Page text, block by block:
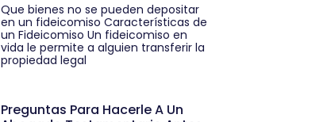
Que bienes no se pueden depositar
en un fideicomiso Características de
un Fideicomiso Un fideicomiso en
vida le permite a alguien transferir la
propiedad legal
Preguntas Para Hacerle A Un